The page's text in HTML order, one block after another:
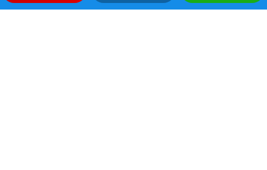
患者带来了很大的不便。北京顺康陪诊服务提供的北京301医院代取